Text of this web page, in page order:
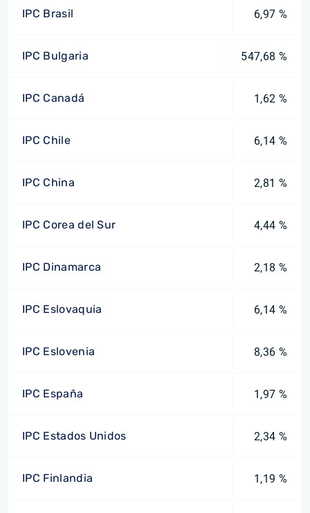
IPC Brasil 6,97 %
IPC Bulgaria 547,68 %
IPC Canadá 1,62 %
IPC Chile 6,14 %
IPC China 2,81 %
IPC Corea del Sur 4,44 %
IPC Dinamarca 2,18 %
IPC Eslovaquia 6,14 %
IPC Eslovenia 8,36 %
IPC España 1,97 %
IPC Estados Unidos 2,34 %
IPC Finlandia 1,19 %